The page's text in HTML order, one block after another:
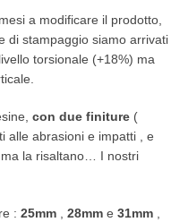
a modificare il prodotto,
di stampaggio siamo arrivati
torsionale (+18%) ma
con due finiture (
alle abrasioni e impatti , e
la risaltano… I nostri
: 25mm 28mm e 31mm